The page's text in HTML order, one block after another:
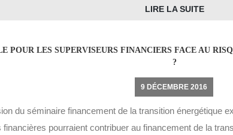
LIRE LA SUITE
POUR LES SUPERVISEURS FINANCIERS FACE AU
?
9 DÉCEMBRE 2016
du séminaire financement de la transition énergétique
financières pourraient contribuer au financement de la